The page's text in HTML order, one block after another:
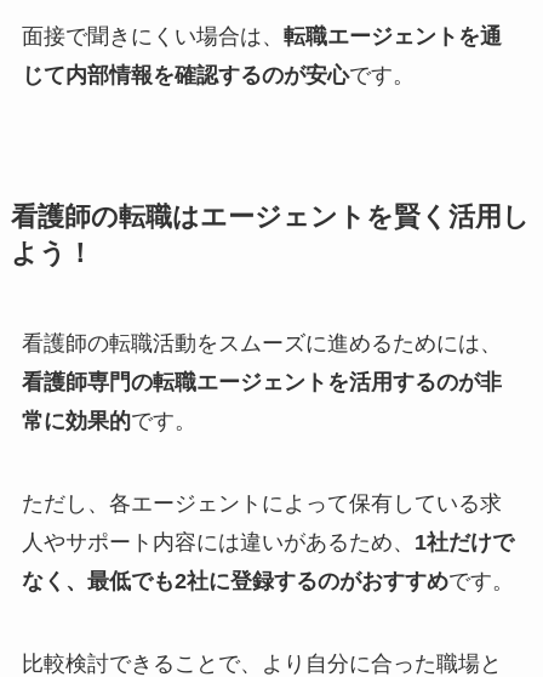
面接で聞きにくい場合は、 転職エージェントを通
じて内部情報を確認するのが安心です。
看護師の転職はエージェントを賢く活用し
よう！
看護師の転職活動をスムーズに進めるためには、
看護師専門の転職エージェントを活用するのが非
常に効果的です。
ただし、各エージェントによって保有している求
人やサポート内容には違いがあるため、 1社だけで
なく、最低でも2社に登録するのがおすすめです。
比較検討できることで、より自分に合った職場と